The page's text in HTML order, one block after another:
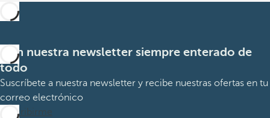
Con nuestra newsletter siempre enterado de
todo
Suscríbete a nuestra newsletter y recibe nuestras ofertas en tu
correo electrónico
Suscribirme